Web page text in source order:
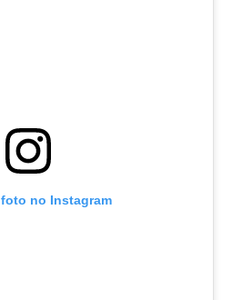
foto no Instagram